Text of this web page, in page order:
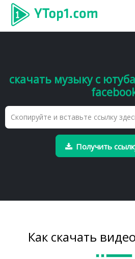
скачать музыку с
Получить
Как скачать